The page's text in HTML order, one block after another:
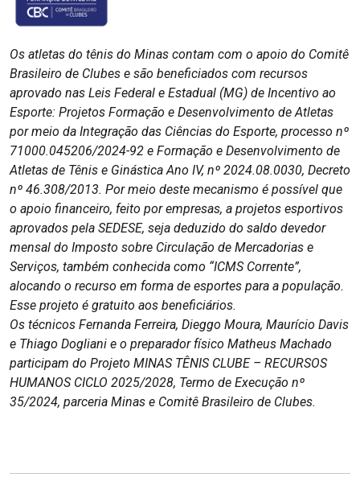
Os atletas do tênis do Minas contam com o apoio do Comitê
Brasileiro de Clubes e são beneficiados com recursos
aprovado nas Leis Federal e Estadual (MG) de Incentivo ao
Esporte: Projetos Formação e Desenvolvimento de Atletas
por meio da Integração das Ciências do Esporte, processo nº
71000.045206/2024-92 e Formação e Desenvolvimento de
Atletas de Tênis e Ginástica Ano IV, nº 2024.08.0030, Decreto
nº 46.308/2013. Por meio deste mecanismo é possível que
o apoio financeiro, feito por empresas, a projetos esportivos
aprovados pela SEDESE, seja deduzido do saldo devedor
mensal do Imposto sobre Circulação de Mercadorias e
Serviços, também conhecida como “ICMS Corrente”,
alocando o recurso em forma de esportes para a população.
Esse projeto é gratuito aos beneficiários.
Os técnicos Fernanda Ferreira, Dieggo Moura, Maurício Davis
e Thiago Dogliani e o preparador físico Matheus Machado
participam do Projeto MINAS TÊNIS CLUBE – RECURSOS
HUMANOS CICLO 2025/2028, Termo de Execução nº
35/2024, parceria Minas e Comitê Brasileiro de Clubes.